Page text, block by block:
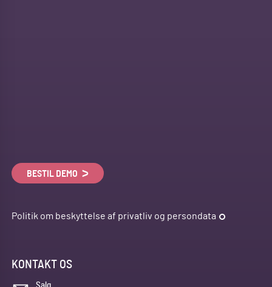
BESTIL DEMO
Politik om beskyttelse af privatliv og persondata
KONTAKT OS